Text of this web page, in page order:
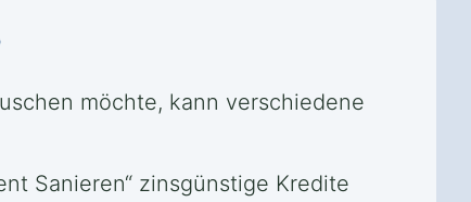
möchte, kann verschiedene
Sanieren“ zinsgünstige Kredite